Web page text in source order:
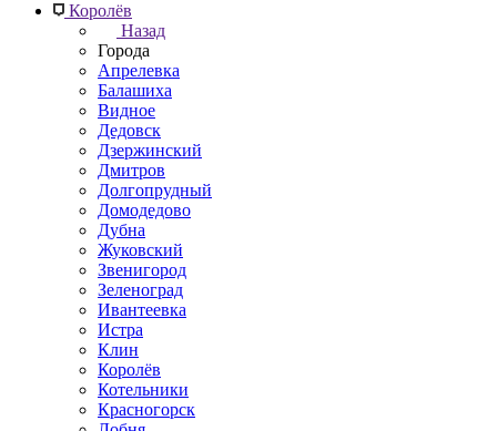
Королёв
Назад
Города
Апрелевка
Балашиха
Видное
Дедовск
Дзержинский
Дмитров
Долгопрудный
Домодедово
Дубна
Жуковский
Звенигород
Зеленоград
Ивантеевка
Истра
Клин
Королёв
Котельники
Красногорск